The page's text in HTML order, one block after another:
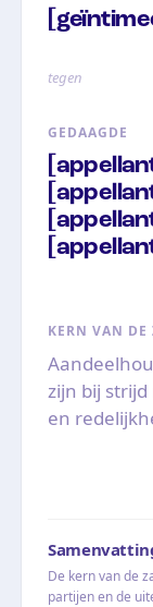
tegen
GEDAAGDE
KERN VAN DE
zijn bij
en
De kern van de
partijen en de